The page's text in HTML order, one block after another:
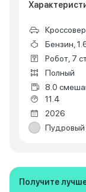
Бензин,
Робот, 7
Полный
8.0
11.4
2026
Пудровый
Получите